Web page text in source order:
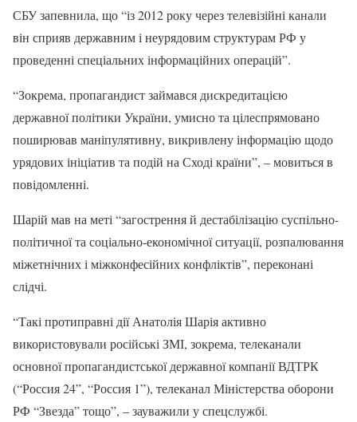
СБУ запевнила, що “із 2012 року через телевізійні канали
він сприяв державним і неурядовим структурам РФ у
проведенні спеціальних інформаційних операцій”.
“Зокрема, пропагандист займався дискредитацією
державної політики України, умисно та цілеспрямовано
поширював маніпулятивну, викривлену інформацію щодо
урядових ініціатив та подій на Сході країни”, – мовиться в
повідомленні.
Шарій мав на меті “загострення й дестабілізацію суспільно-
політичної та соціально-економічної ситуації, розпалювання
міжетнічних і міжконфесійних конфліктів”, переконані
слідчі.
“Такі протиправні дії Анатолія Шарія активно
використовували російські ЗМІ, зокрема, телеканали
основної пропагандистської державної компанії ВДТРК
(“Россия 24”, “Россия 1”), телеканал Міністерства оборони
РФ “Звезда” тощо”, – зауважили у спецслужбі.